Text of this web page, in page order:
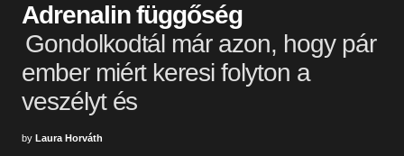
Adrenalin függőség
Gondolkodtál már azon, hogy pár
ember miért keresi folyton a
veszélyt és
by Laura Horváth